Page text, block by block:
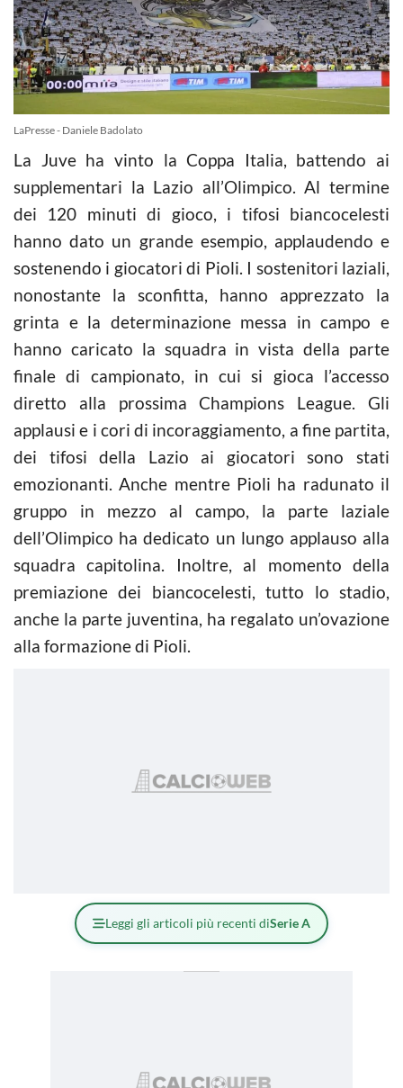
LaPresse - Daniele Badolato
La Juve ha vinto la Coppa Italia, battendo ai
supplementari la Lazio all’Olimpico. Al termine
dei 120 minuti di gioco, i tifosi biancocelesti
hanno dato un grande esempio, applaudendo e
sostenendo i giocatori di Pioli. I sostenitori laziali,
nonostante la sconfitta, hanno apprezzato la
grinta e la determinazione messa in campo e
hanno caricato la squadra in vista della parte
finale di campionato, in cui si gioca l’accesso
diretto alla prossima Champions League. Gli
applausi e i cori di incoraggiamento, a fine partita,
dei tifosi della Lazio ai giocatori sono stati
emozionanti. Anche mentre Pioli ha radunato il
gruppo in mezzo al campo, la parte laziale
dell’Olimpico ha dedicato un lungo applauso alla
squadra capitolina. Inoltre, al momento della
premiazione dei biancocelesti, tutto lo stadio,
anche la parte juventina, ha regalato un’ovazione
alla formazione di Pioli.
Leggi gli articoli più recenti diSerie A